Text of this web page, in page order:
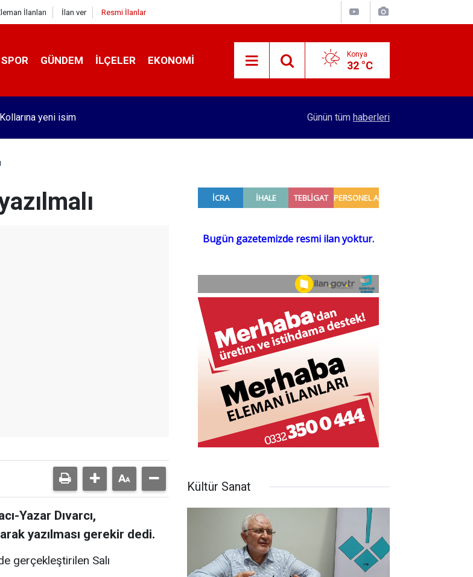
İlanları İlan ver Resmi İlanlar
GÜNDEM İLÇELER EKONOMI Konya
32 °C
İşte zararın boyutu Birlikte Kanat Çırpmak
Günün tüm haberleri
Yazar Dıvarcı,
yazılması gerekir dedi.
gerçekleştirilen Salı
Kültür Sanat